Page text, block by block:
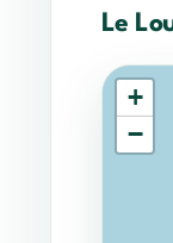
Le
+
−